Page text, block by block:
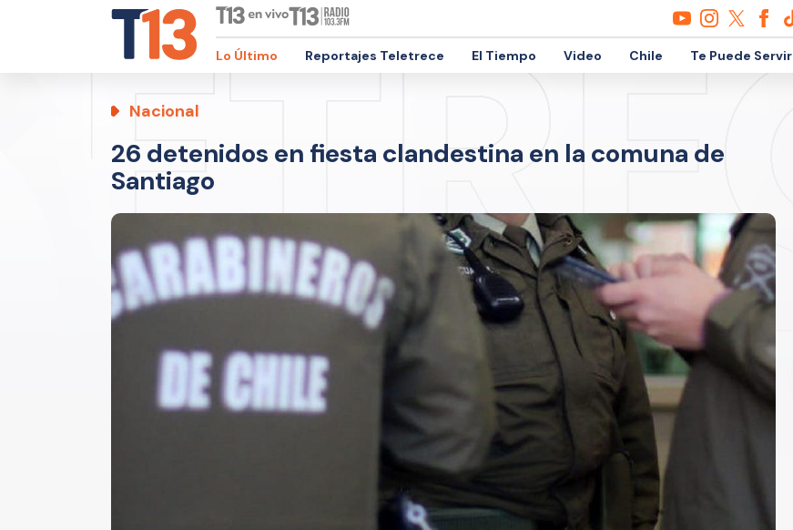
Lo Último Reportajes Teletrece El Tiempo Video Chile Te Puede Servir
Nacional
26 detenidos en fiesta clandestina en la comuna de
Santiago